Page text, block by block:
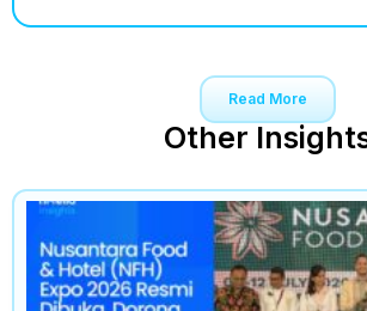
Read More
Other